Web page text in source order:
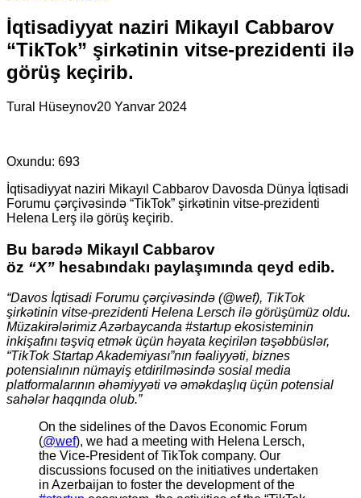
İqtisadiyyat naziri Mikayıl Cabbarov
“TikTok” şirkətinin vitse-prezidenti ilə
görüş keçirib.
Tural Hüseynov20 Yanvar 2024
Oxundu: 693
İqtisadiyyat naziri Mikayıl Cabbarov Davosda Dünya İqtisadi
Forumu çərçivəsində “TikTok” şirkətinin vitse-prezidenti
Helena Lerş ilə görüş keçirib.
Bu barədə Mikayıl Cabbarov
öz “X” hesabındakı paylaşımında qeyd edib.
“Davos İqtisadi Forumu çərçivəsində (@wef), TikTok
şirkətinin vitse-prezidenti Helena Lersch ilə görüşümüz oldu.
Müzakirələrimiz Azərbaycanda #startup ekosisteminin
inkişafını təşviq etmək üçün həyata keçirilən təşəbbüslər,
“TikTok Startap Akademiyası”nın fəaliyyəti, biznes
potensialının nümayiş etdirilməsində sosial media
platformalarının əhəmiyyəti və əməkdaşlıq üçün potensial
sahələr haqqında olub.”
On the sidelines of the Davos Economic Forum
(@wef), we had a meeting with Helena Lersch,
the Vice-President of TikTok company. Our
discussions focused on the initiatives undertaken
in Azerbaijan to foster the development of the